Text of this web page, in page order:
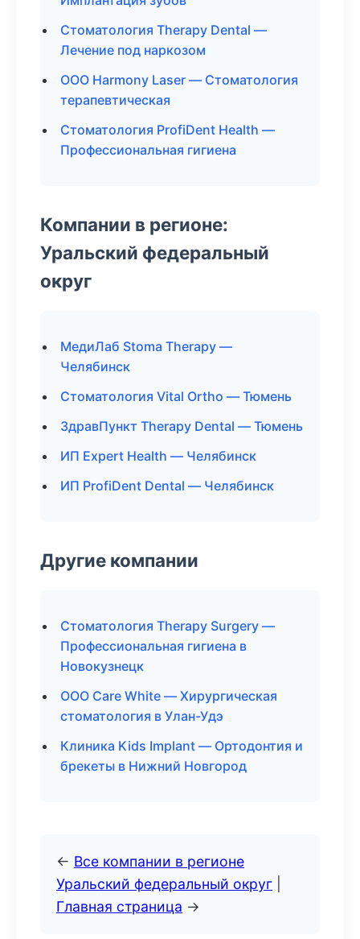
Стоматология Therapy Dental —
Лечение под наркозом
ООО Harmony Laser — Стоматология
терапевтическая
Стоматология ProfiDent Health —
Профессиональная гигиена
Компании в регионе:
Уральский федеральный
округ
МедиЛаб Stoma Therapy —
Челябинск
Стоматология Vital Ortho — Тюмень
ЗдравПункт Therapy Dental — Тюмень
ИП Expert Health — Челябинск
ИП ProfiDent Dental — Челябинск
Другие компании
Стоматология Therapy Surgery —
Профессиональная гигиена в
Новокузнецк
ООО Care White — Хирургическая
стоматология в Улан-Удэ
Клиника Kids Implant — Ортодонтия и
брекеты в Нижний Новгород
← Все компании в регионе
Уральский федеральный округ
Главная страница →